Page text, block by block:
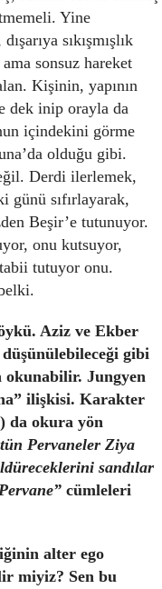
Yine
sıkışmışlık
sonsuz hareket
Kişinin, yapının
dek inip orayla da
içindekini görme
olduğu gibi.
Derdi ilerlemek,
günü sıfırlayarak,
Beşir’e tutunuyor.
onu kutsuyor,
tutuyor onu.
belki.
Aziz ve Ekber
gibi
Jungyen
ilişkisi. Karakter
da okura yön
Pervaneler Ziya
sandılar
cümleleri
alter ego
miyiz? Sen bu